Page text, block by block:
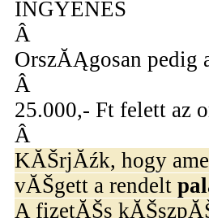
INGYENES
Â
OrszĂĄgosan pedig
Â
25.000,- Ft felett az
Â
KĂŠrjĂźk, hogy
vĂŠgett a rendelt
A fizetĂŠs